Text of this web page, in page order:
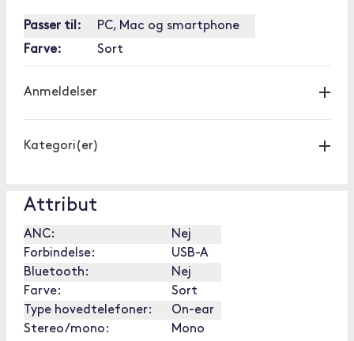
Passer til:
PC, Mac og smartphone
Farve:
Sort
Anmeldelser
Kategori(er)
Attribut
ANC:
Nej
Forbindelse:
USB-A
Bluetooth:
Nej
Farve:
Sort
Type hovedtelefoner:
On-ear
Stereo/mono:
Mono